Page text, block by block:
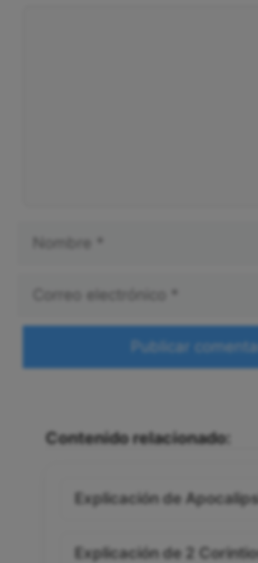
Contenido relacionado:
Explicación de
Explicación de 2